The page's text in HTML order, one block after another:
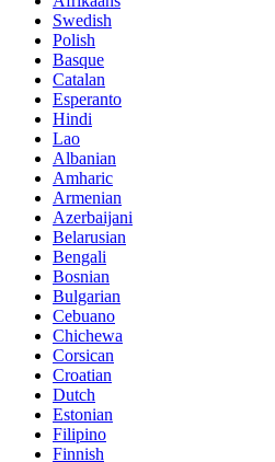
Swedish
Polish
Basque
Catalan
Esperanto
Hindi
Lao
Albanian
Amharic
Armenian
Azerbaijani
Belarusian
Bengali
Bosnian
Bulgarian
Cebuano
Chichewa
Corsican
Croatian
Dutch
Estonian
Filipino
Finnish